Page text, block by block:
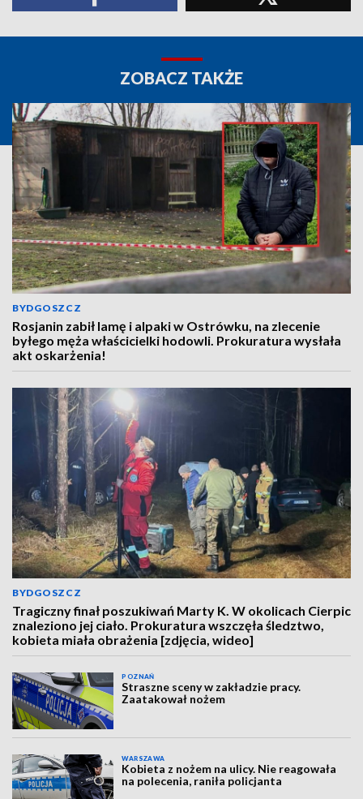
ZOBACZ TAKŻE
BYDGOSZCZ
Rosjanin zabił lamę i alpaki w Ostrówku, na zlecenie
byłego męża właścicielki hodowli. Prokuratura wysłała
akt oskarżenia!
BYDGOSZCZ
Tragiczny finał poszukiwań Marty K. W okolicach Cierpic
znaleziono jej ciało. Prokuratura wszczęła śledztwo,
kobieta miała obrażenia [zdjęcia, wideo]
POZNAŃ
Straszne sceny w zakładzie pracy.
Zaatakował nożem
WARSZAWA
Kobieta z nożem na ulicy. Nie reagowała
na polecenia, raniła policjanta